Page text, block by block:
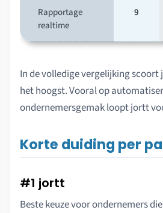
Rapportage
realtime
9
In de volledige vergelijking
het hoogst. Vooral op
ondernemersgemak loopt jortt
Korte duiding per
#1 jortt
Beste keuze voor ondernemers